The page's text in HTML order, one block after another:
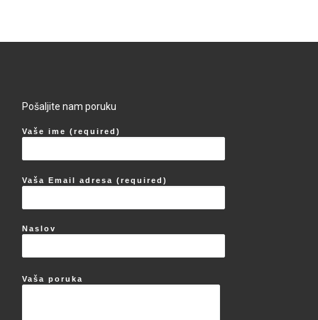
Pošaljite nam poruku
Vaše ime (required)
Vaša Email adresa (required)
Naslov
Vaša poruka